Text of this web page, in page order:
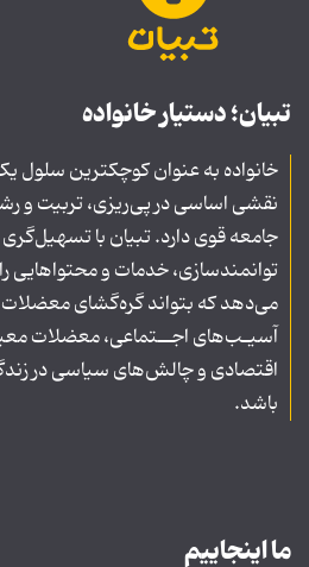
تبیان؛ دستیار خانواده
خانواده به عنوان کوچکترین سلول
نقشی اساسی در پی‌ریزی، تربیت و
جامعه قوی دارد. تبیان با
توانمندسازی، خدمات و محتواهایی را
می‌دهد که بتواند گره‌گشای
آسیـب‌های اجــتماعی، معضلات
اقتصادی و چالش‌های سیاسی در
باشد.
ما اینجاییم